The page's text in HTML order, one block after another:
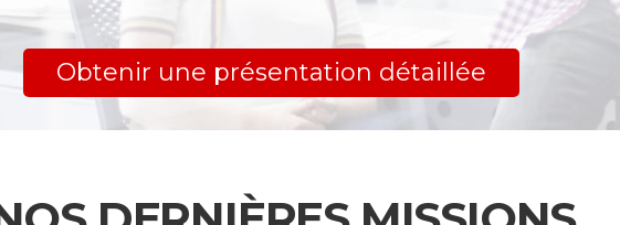
Obtenir une présentation détaillée